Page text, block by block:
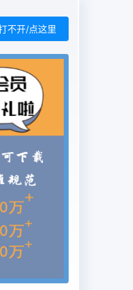
不开/点这里